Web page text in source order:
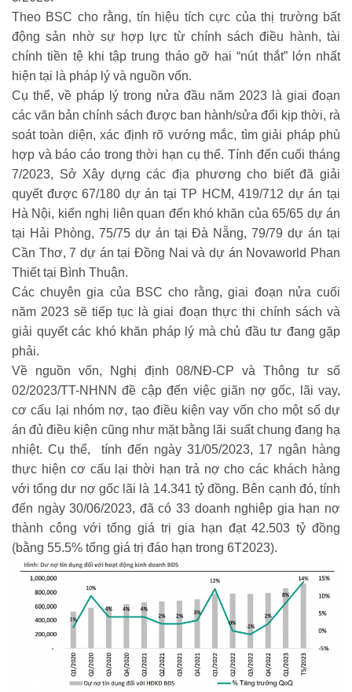
Theo BSC cho rằng, tín hiệu tích cực của thị trường bất
động sản nhờ sự hợp lực từ chính sách điều hành, tài
chính tiền tệ khi tập trung tháo gỡ hai “nút thắt” lớn nhất
hiện tại là pháp lý và nguồn vốn.
Cụ thể, về pháp lý trong nửa đầu năm 2023 là giai đoạn
các văn bản chính sách được ban hành/sửa đổi kịp thời, rà
soát toàn diện, xác định rõ vướng mắc, tìm giải pháp phù
hợp và báo cáo trong thời hạn cụ thể. Tính đến cuối tháng
7/2023, Sở Xây dựng các địa phương cho biết đã giải
quyết được 67/180 dự án tại TP HCM, 419/712 dự án tại
Hà Nội, kiến nghị liên quan đến khó khăn của 65/65 dự án
tại Hải Phòng, 75/75 dự án tại Đà Nẵng, 79/79 dự án tại
Cần Thơ, 7 dự án tại Đồng Nai và dự án Novaworld Phan
Thiết tại Bình Thuận.
Các chuyên gia của BSC cho rằng, giai đoạn nửa cuối
năm 2023 sẽ tiếp tục là giai đoạn thực thi chính sách và
giải quyết các khó khăn pháp lý mà chủ đầu tư đang gặp
phải.
Về nguồn vốn, Nghị định 08/NĐ-CP và Thông tư số
02/2023/TT-NHNN đề cập đến việc giãn nợ gốc, lãi vay,
cơ cấu lại nhóm nợ, tạo điều kiện vay vốn cho một số dự
án đủ điều kiện cũng như mặt bằng lãi suất chung đang hạ
nhiệt. Cụ thể, tính đến ngày 31/05/2023, 17 ngân hàng
thực hiện cơ cấu lại thời hạn trả nợ cho các khách hàng
với tổng dư nợ gốc lãi là 14.341 tỷ đồng. Bên cạnh đó, tính
đến ngày 30/06/2023, đã có 33 doanh nghiệp gia hạn nợ
thành công với tổng giá trị gia hạn đạt 42.503 tỷ đồng
(bằng 55.5% tổng giá trị đáo hạn trong 6T2023).